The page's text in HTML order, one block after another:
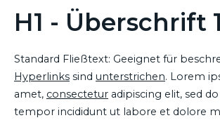
H1 - Überschrift 1
Standard Fließtext: Geeignet für
Hyperlinks sind unterstrichen. Lorem
amet, consectetur adipiscing elit, sed
tempor incididunt ut labore et dolore